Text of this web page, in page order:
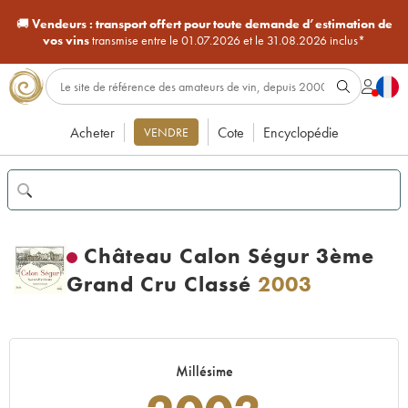
🚚Vendeurs : transport offert pour toute demande d’estimation de
vos vinstransmise entre le 01.07.2026 et le 31.08.2026 inclus*
Acheter VENDRE Cote Encyclopédie
Château Calon Ségur 3ème
Grand Cru Classé 2003
Millésime